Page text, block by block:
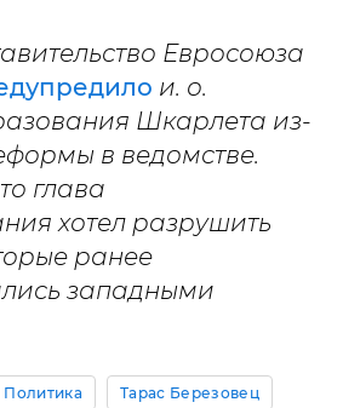
Евросоюза
и. о.
Шкарлета из-
в ведомстве.
глава
хотел разрушить
ранее
западными
Политика Тарас Березовец